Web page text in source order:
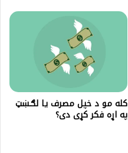
کله مو د خپل مصرف یا لګـښټ
په اړه فکر کړی دی؟